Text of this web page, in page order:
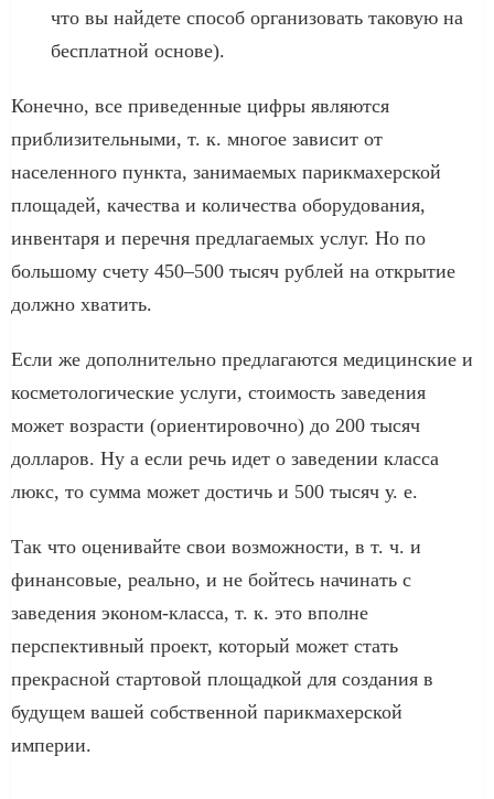
что вы найдете способ организовать таковую на
бесплатной основе).
Конечно, все приведенные цифры являются
приблизительными, т. к. многое зависит от
населенного пункта, занимаемых парикмахерской
площадей, качества и количества оборудования,
инвентаря и перечня предлагаемых услуг. Но по
большому счету 450–500 тысяч рублей на открытие
должно хватить.
Если же дополнительно предлагаются медицинские и
косметологические услуги, стоимость заведения
может возрасти (ориентировочно) до 200 тысяч
долларов. Ну а если речь идет о заведении класса
люкс, то сумма может достичь и 500 тысяч у. е.
Так что оценивайте свои возможности, в т. ч. и
финансовые, реально, и не бойтесь начинать с
заведения эконом-класса, т. к. это вполне
перспективный проект, который может стать
прекрасной стартовой площадкой для создания в
будущем вашей собственной парикмахерской
империи.